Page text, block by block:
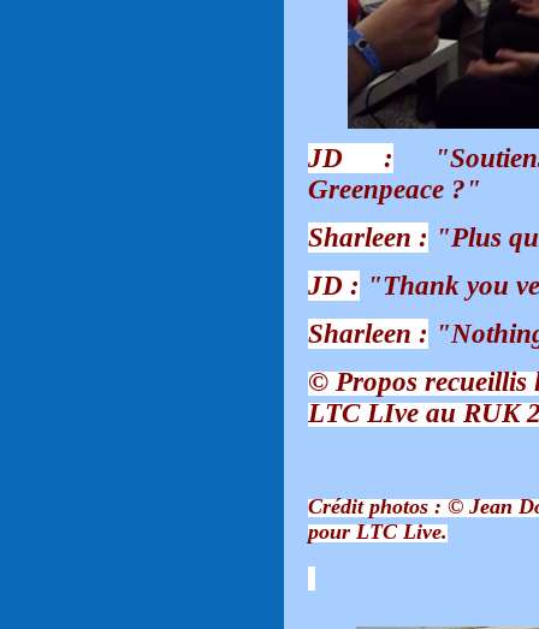
JD :
Greenpeace ?"
Sharleen : "Plus
JD : "Thank you
Sharleen :
© Propos recueillis
LTC LIve au RUK
Crédit photos : © Jean
pour LTC Live.